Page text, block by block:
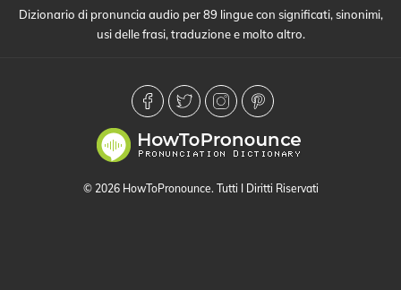
Dizionario di pronuncia audio per 89 lingue con significati, sinonimi,
usi delle frasi, traduzione e molto altro.
© 2026 HowToPronounce. Tutti I Diritti Riservati